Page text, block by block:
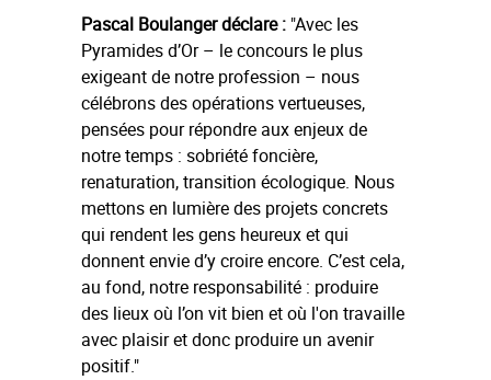
Pascal Boulanger déclare : "Avec les
Pyramides d’Or – le concours le plus
exigeant de notre profession – nous
célébrons des opérations vertueuses,
pensées pour répondre aux enjeux de
notre temps : sobriété foncière,
renaturation, transition écologique. Nous
mettons en lumière des projets concrets
qui rendent les gens heureux et qui
donnent envie d’y croire encore. C’est cela,
au fond, notre responsabilité : produire
des lieux où l’on vit bien et où l'on travaille
avec plaisir et donc produire un avenir
positif."